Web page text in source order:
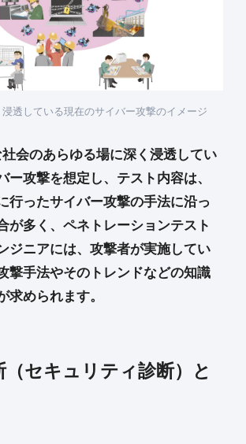
透している現在のサイバー攻撃のイメージ
会のあらゆる場に深く浸透してい
ー攻撃を想定し、テスト内容は、
行ったサイバー攻撃の手法に沿っ
が多く、ペネトレーションテスト
ジニアには、攻撃者が実施してい
撃手法やそのトレンドなどの知識
求められます。
（セキュリティ診断）と